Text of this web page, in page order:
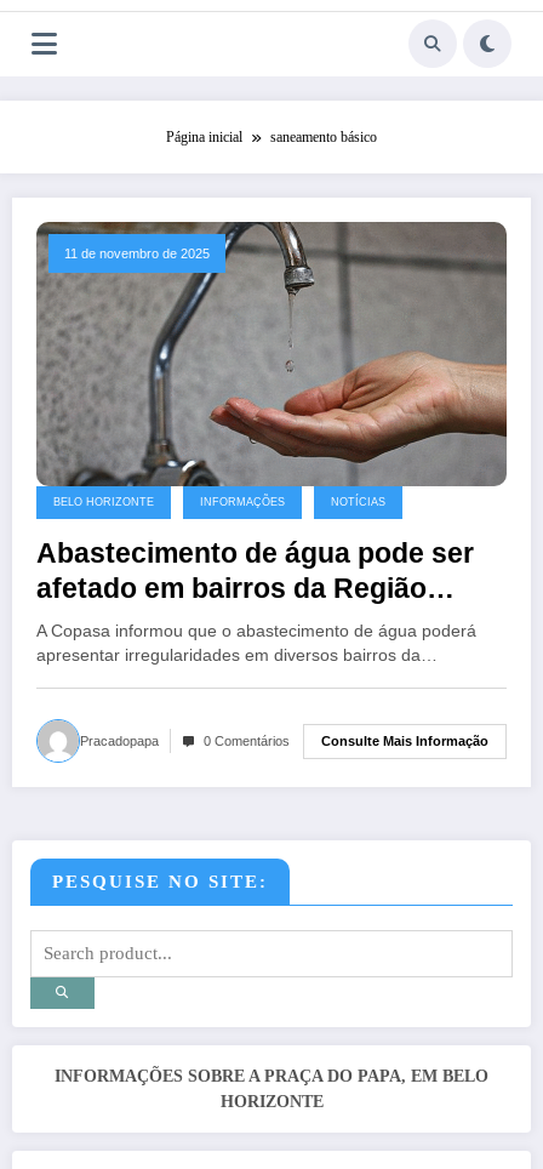
Página inicial saneamento básico
11 de novembro de 2025
BELO HORIZONTE INFORMAÇÕES NOTÍCIAS
Abastecimento de água pode ser
afetado em bairros da Região
Metropolitana nesta terça (11),
alerta Copasa
A Copasa informou que o abastecimento de água poderá
apresentar irregularidades em diversos bairros da…
Pracadopapa 0 Comentários Consulte Mais Informação
PESQUISE NO SITE:
INFORMAÇÕES SOBRE A PRAÇA DO PAPA, EM BELO
HORIZONTE